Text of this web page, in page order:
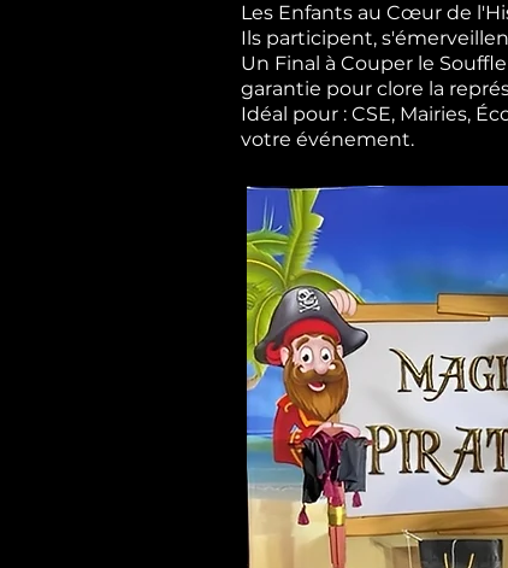
Les Enfants au Cœur de
Ils participent,
Un Final à Couper le
garantie pour clore la
Idéal pour : CSE, Mairies,
votre événement.